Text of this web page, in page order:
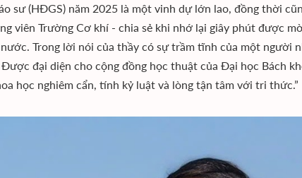
sư (HĐGS) năm 2025 là một vinh dự lớn lao, đồng thời
viên Trường Cơ khí - chia sẻ khi nhớ lại giây phút được
Trong lời nói của thầy có sự trầm tĩnh của một người
đại diện cho cộng đồng học thuật của Đại học Bách
học nghiêm cẩn, tính kỷ luật và lòng tận tâm với tri thức.”